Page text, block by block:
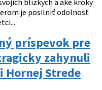
blízkych a aké kroky
je posilniť odolnosť
príspevok pre
zahynuli
Hornej Strede